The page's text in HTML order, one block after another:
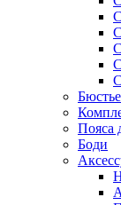
Бюстье
Пояса
Боди